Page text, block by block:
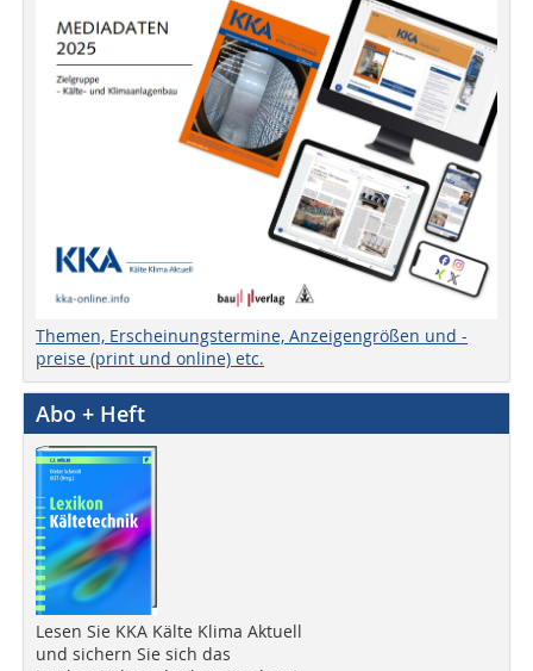
Themen, Erscheinungstermine, Anzeigengrößen und -
preise (print und online) etc.
Abo + Heft
Lesen Sie KKA Kälte Klima Aktuell
und sichern Sie sich das